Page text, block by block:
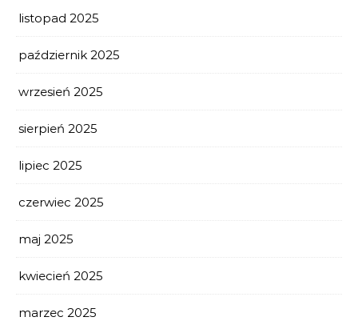
listopad 2025
październik 2025
wrzesień 2025
sierpień 2025
lipiec 2025
czerwiec 2025
maj 2025
kwiecień 2025
marzec 2025